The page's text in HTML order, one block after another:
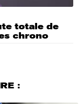
totale de
chrono
: